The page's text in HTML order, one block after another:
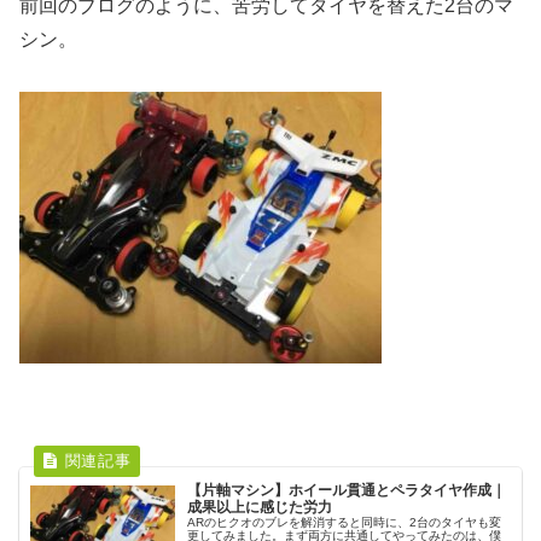
前回のブログのように、苦労してタイヤを替えた2台のマ
シン。
【片軸マシン】ホイール貫通とペラタイヤ作成｜
成果以上に感じた労力
ARのヒクオのブレを解消すると同時に、2台のタイヤも変
更してみました。まず両方に共通してやってみたのは、僕